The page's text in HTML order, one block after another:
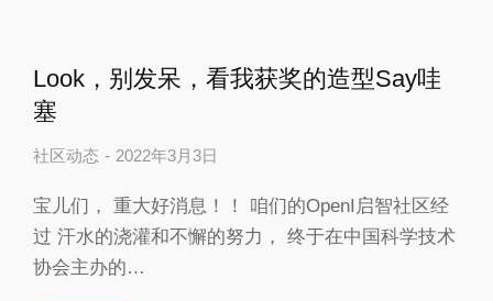
Look，别发呆，看我获奖的造型Say哇
塞
社区动态 2022年3月3日
宝儿们， 重大好消息！！ 咱们的OpenI启智社区经
过 汗水的浇灌和不懈的努力， 终于在中国科学技术
协会主办的…